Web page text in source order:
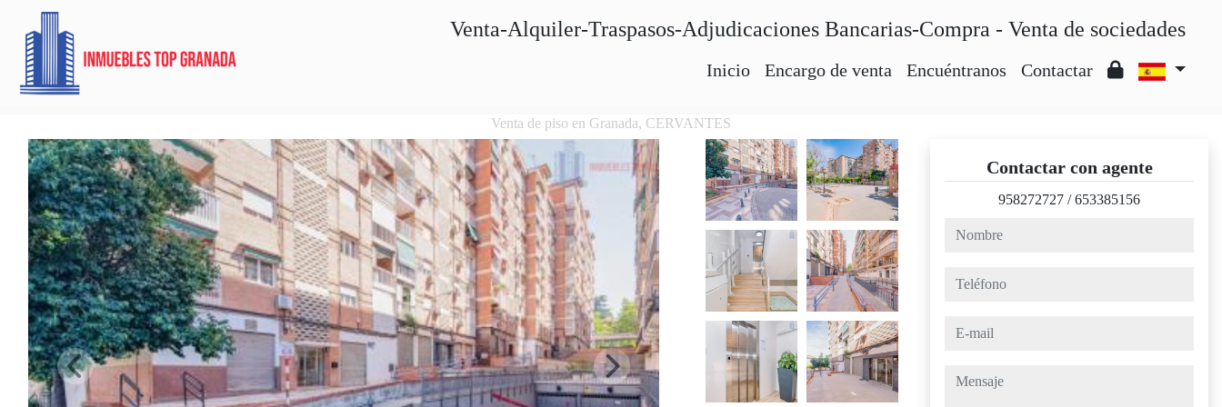
Venta-Alquiler-Traspasos-Adjudicaciones Bancarias-Compra - Venta de sociedades
Inicio Encargo de venta Encuéntranos Contactar
Venta de piso en Granada, CERVANTES
Contactar con agente
958272727 /653385156
nombre
teléfono
e-mail
mensaje